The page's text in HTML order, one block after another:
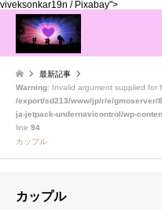
viveksonkar19n / Pixabay">
最新記事
Warning: Invalid argument supplied for
/export/sd213/www/jp/r/e/
ja-jetpack-undernavicontrol/wp-
line 94
カップル
カップル